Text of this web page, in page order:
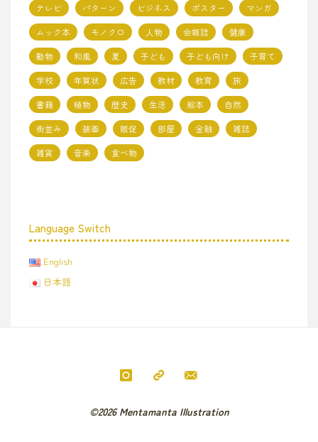
テレビ
パターン ビジネス ポスター
マンガ
ムック本
モノクロ 人物 会報誌
健康
動物
和風 夏 子ども 子ども向け
子育て
学校
年賀状 広告 教材 教育
旅
書籍
植物 歴史 生活 絵本
自然
街並み
装画 販促 部屋 金融
雑誌
雑貨
音楽 食べ物
Language Switch
English
日本語
©2026 Mentamanta Illustration